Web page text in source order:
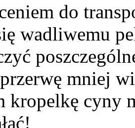
do
wadliwemu
przerwę mniej
kropelkę cyny